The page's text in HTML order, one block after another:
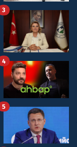
3
4
5